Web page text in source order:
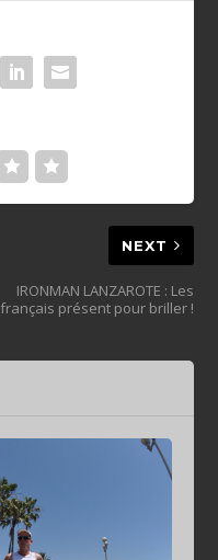
NEXT
IRONMAN LANZAROTE : Les
français présent pour briller !